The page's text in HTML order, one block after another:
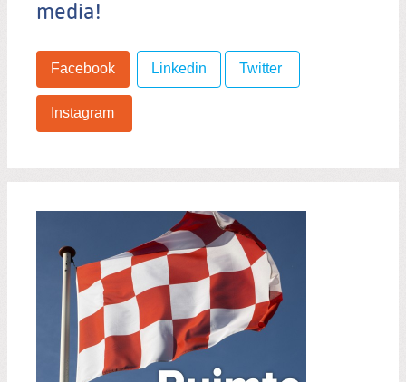
media!
Facebook Linkedin Twitter
Instagram